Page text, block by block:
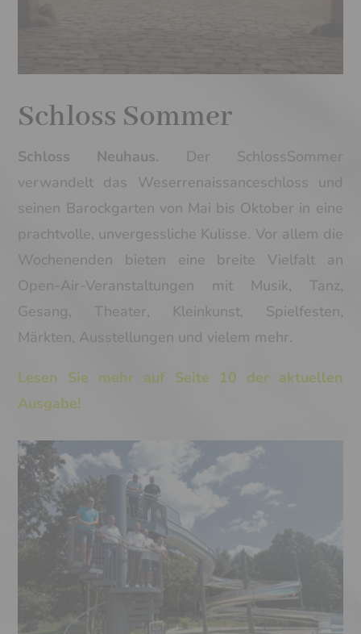
Schloss Sommer
Schloss Neuhaus. Der SchlossSommer
verwandelt das Weserrenaissanceschloss und
seinen Barockgarten von Mai bis Oktober in eine
prachtvolle, unvergessliche Kulisse. Vor allem die
Wochenenden bieten eine breite Vielfalt an
Open-Air-Veranstaltungen mit Musik, Tanz,
Gesang, Theater, Kleinkunst, Spielfesten,
Märkten, Ausstellungen und vielem mehr.
Lesen Sie mehr auf Seite 10 der aktuellen
Ausgabe!